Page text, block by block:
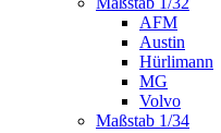
AFM
Austin
Hürlimann
MG
Volvo
Maßstab 1/34